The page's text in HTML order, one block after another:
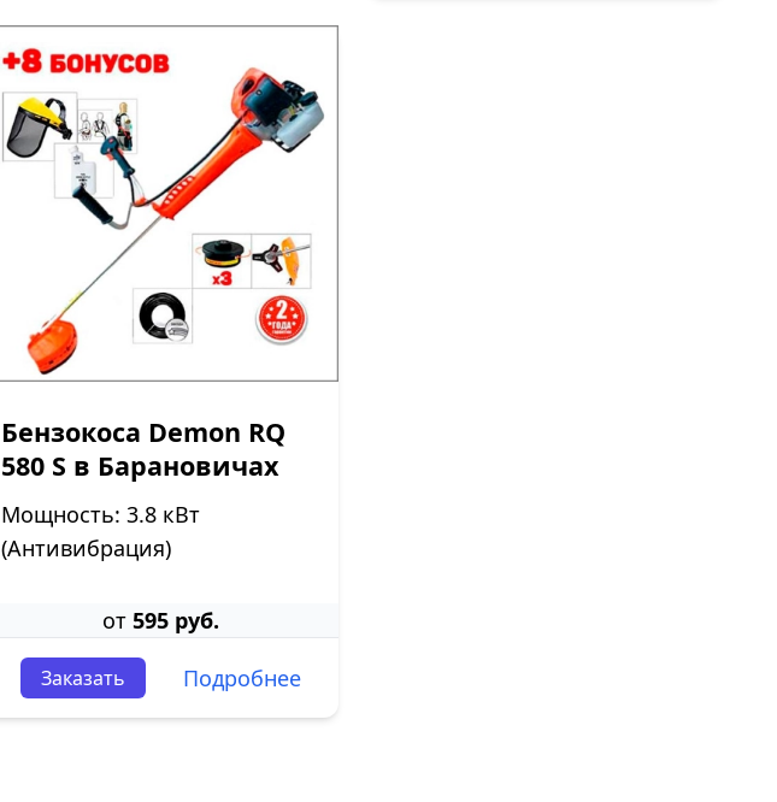
Бензокоса Demon RQ
580 S в Барановичах
Мощность: 3.8 кВт
(Антивибрация)
от 595 руб.
Заказать Подробнее